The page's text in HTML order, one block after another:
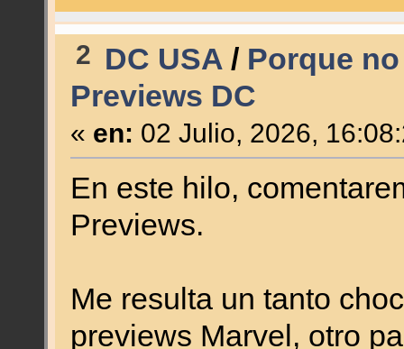
2 DC USA / Porque
Previews DC
« en: 02 Julio, 2026,
En este hilo,
Previews.
Me resulta un tanto
previews Marvel, otro